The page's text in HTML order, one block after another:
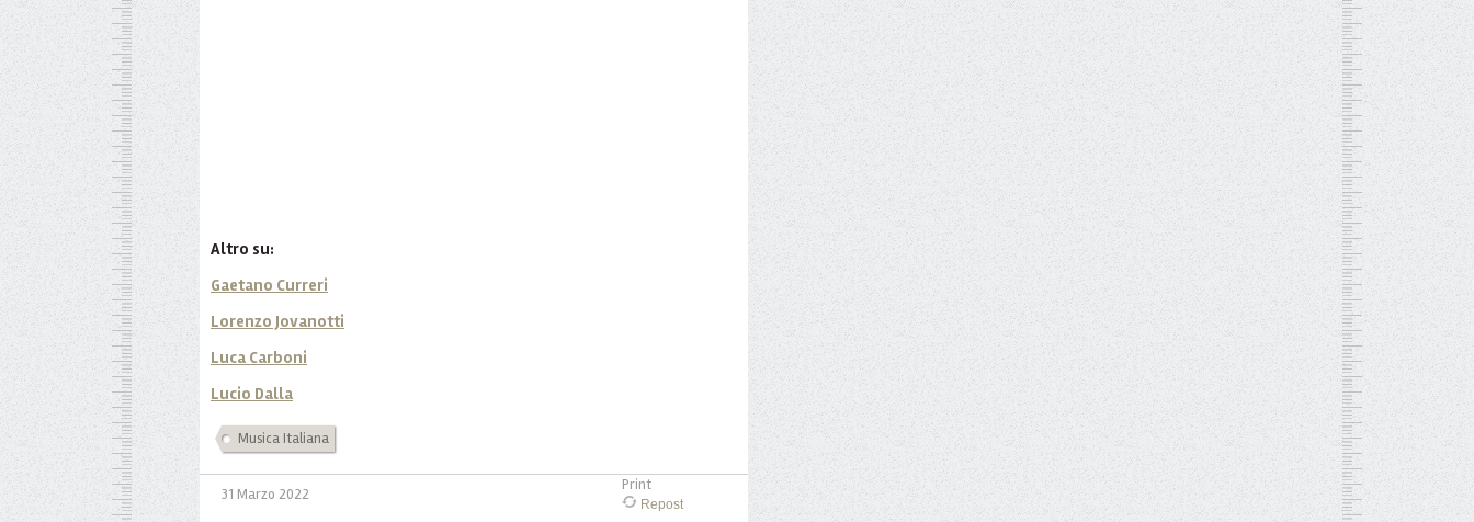
Altro su:
Gaetano Curreri
Lorenzo Jovanotti
Luca Carboni
Lucio Dalla
Musica Italiana
31 Marzo 2022
Print
Repost